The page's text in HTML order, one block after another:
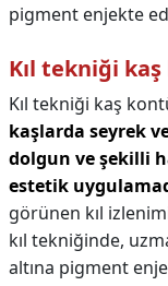
pigment enjekte
Kıl tekniği
Kıl tekniği kaş
kaşlarda seyrek
dolgun ve şekilli
estetik
görünen kıl
kıl tekniğinde,
altına pigment